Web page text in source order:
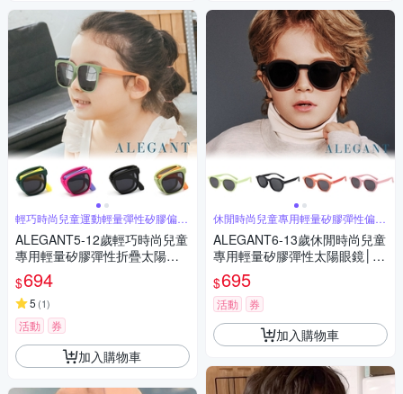
輕巧時尚兒童運動輕量彈性矽膠偏光
折疊墨鏡
ALEGANT5-12歲輕巧時尚兒童
專用輕量矽膠彈性折疊太陽眼
鏡│UV400偏光墨鏡│台灣品牌
$694
5 (1)
活動 券
加入購物車
休閒時尚兒童專用輕量矽膠彈性偏光
太陽眼鏡
ALEGANT6-13歲休閒時尚兒童
專用輕量矽膠彈性太陽眼鏡│U
V400偏光墨鏡│台灣品牌│4色
$695
活動 券
加入購物車